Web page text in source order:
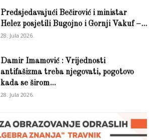
Predsjedavajući Bečirović i ministar
Helez posjetili Bugojno i Gornji Vakuf –...
28. Jula 2026.
Damir Imamović : Vrijednosti
antifašizma treba njegovati, pogotovo
kada se širom...
28. Jula 2026.